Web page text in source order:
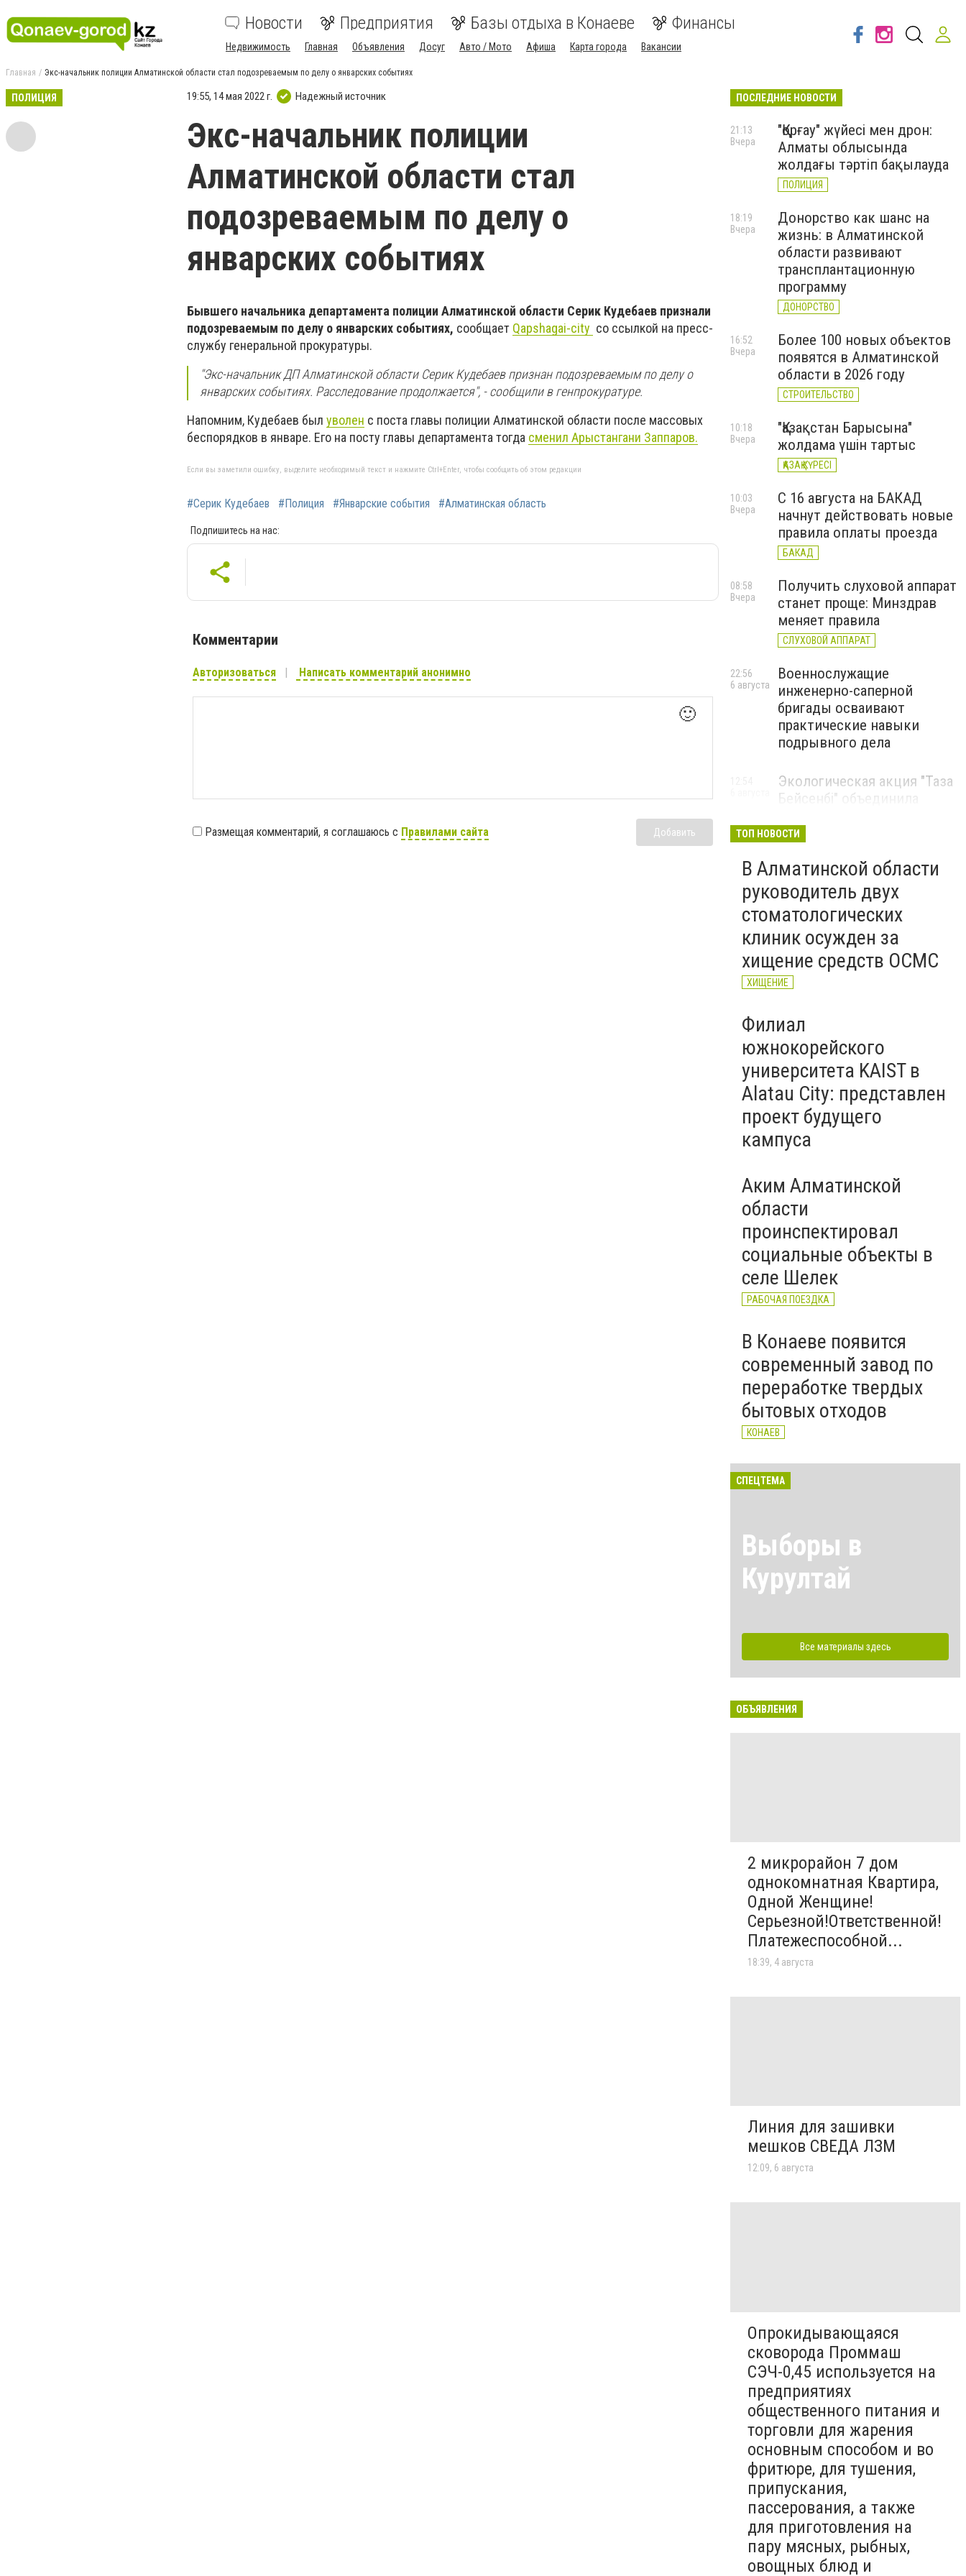
Новости Предприятия Базы отдыха в Конаеве Финансы
Недвижимость Главная Объявления Досуг Авто / Мото Афиша Карта города Вакансии
Главная Экс-начальник полиции Алматинской области стал подозреваемым по делу о январских событиях
ПОЛИЦИЯ 19:55, 14 мая 2022 г. Надежный источник
Экс-начальник полиции
Алматинской области стал
подозреваемым по делу о
январских событиях
Бывшего начальника департамента полиции Алматинской области Серик Кудебаев признали
подозреваемым по делу о январских событиях, сообщает Qapshagai-city со ссылкой на пресс-
службу генеральной прокуратуры.
"Экс-начальник ДП Алматинской области Серик Кудебаев признан подозреваемым по делу о
январских событиях. Расследование продолжается", - сообщили в генпрокуратуре.
Напомним, Кудебаев был уволен с поста главы полиции Алматинской области после массовых
беспорядков в январе. Его на посту главы департамента тогда сменил Арыстангани Заппаров.
Если вы заметили ошибку, выделите необходимый текст и нажмите Ctrl+Enter, чтобы сообщить об этом редакции
#Серик Кудебаев #Полиция #Январские события #Алматинская область
Подпишитесь на нас:
Комментарии
Авторизоваться Написать комментарий анонимно
🙂
Размещая комментарий, я соглашаюсь с Правилами сайта Добавить
ПОСЛЕДНИЕ НОВОСТИ
"Қорғау" жүйесі мен дрон:
Алматы облысында
жолдағы тәртіп бақылауда
ПОЛИЦИЯ
21:13
Вчера
Донорство как шанс на
жизнь: в Алматинской
области развивают
трансплантационную
программу
ДОНОРСТВО
18:19
Вчера
Более 100 новых объектов
появятся в Алматинской
области в 2026 году
СТРОИТЕЛЬСТВО
16:52
Вчера
"Қазақстан Барысына"
жолдама үшін тартыс
ҚАЗАҚ КҮРЕСІ
10:18
Вчера
С 16 августа на БАКАД
начнут действовать новые
правила оплаты проезда
БАКАД
10:03
Вчера
Получить слуховой аппарат
станет проще: Минздрав
меняет правила
СЛУХОВОЙ АППАРАТ
08:58
Вчера
Военнослужащие
инженерно-саперной
бригады осваивают
практические навыки
подрывного дела
22:56
6 августа
Экологическая акция "Таза
Бейсенбі" объединила
Алматинской области
ТОП НОВОСТИ
В Алматинской области
руководитель двух
стоматологических
клиник осужден за
хищение средств ОСМС
ХИЩЕНИЕ
Филиал
южнокорейского
университета KAIST в
Alatau City: представлен
проект будущего
кампуса
Аким Алматинской
области
проинспектировал
социальные объекты в
селе Шелек
РАБОЧАЯ ПОЕЗДКА
В Конаеве появится
современный завод по
переработке твердых
бытовых отходов
КОНАЕВ
СПЕЦТЕМА
Выборы в
Курултай
Все материалы здесь
ОБЪЯВЛЕНИЯ
2 микрорайон 7 дом
однокомнатная Квартира,
Одной Женщине!
Серьезной!Ответственной!
Платежеспособной...
18:39, 4 августа
Линия для зашивки
мешков СВЕДА ЛЗМ
12:09, 6 августа
Опрокидывающаяся
сковорода Проммаш
СЭЧ-0,45 используется на
предприятиях
общественного питания и
торговли для жарения
основным способом и во
фритюре, для тушения,
припускания,
пассерования, а также
для приготовления на
пару мясных, рыбных,
овощных блюд и